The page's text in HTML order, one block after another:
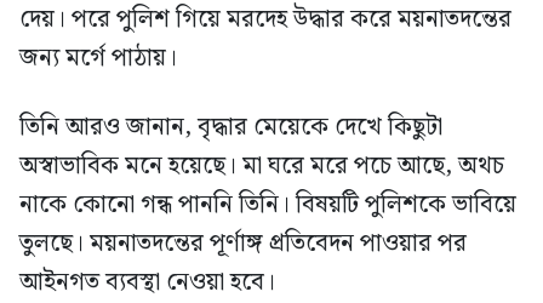
দেয়। পরে পুলিশ গিয়ে মরদেহ উদ্ধার করে ময়নাতদন্তের
জন্য মর্গে পাঠায়।
তিনি আরও জানান, বৃদ্ধার মেয়েকে দেখে কিছুটা
অস্বাভাবিক মনে হয়েছে। মা ঘরে মরে পচে আছে, অথচ
নাকে কোনো গন্ধ পাননি তিনি। বিষয়টি পুলিশকে ভাবিয়ে
তুলছে। ময়নাতদন্তের পূর্ণাঙ্গ প্রতিবেদন পাওয়ার পর
আইনগত ব্যবস্থা নেওয়া হবে।